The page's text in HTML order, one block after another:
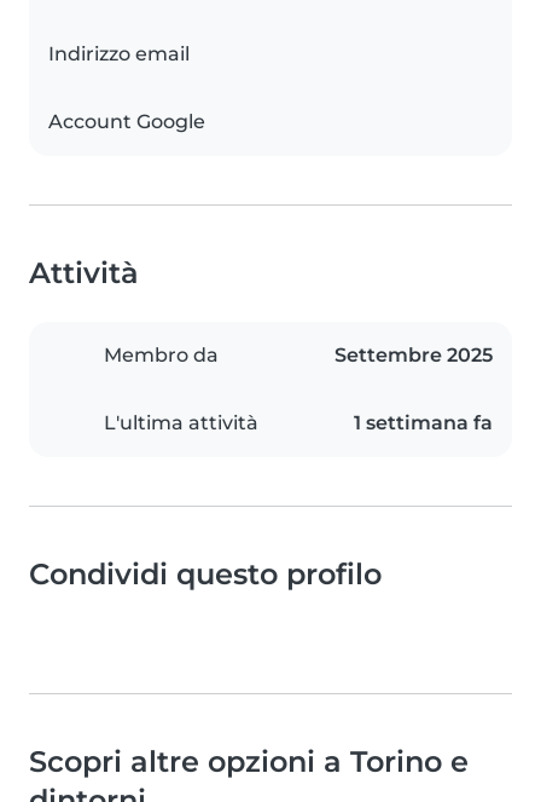
Indirizzo email
Account Google
Attività
Membro da Settembre 2025
L'ultima attività 1 settimana fa
Condividi questo profilo
Scopri altre opzioni a Torino e